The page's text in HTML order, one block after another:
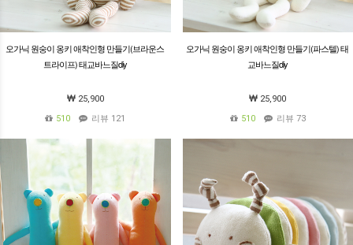
오가닉 원숭이 옹키 애착인형 만들기(브라운스
트라이프) 태교바느질diy
25,900
510
리뷰 121
오가닉 원숭이 옹키 애착인형 만들기(파스텔) 태
교바느질diy
25,900
510
리뷰 73